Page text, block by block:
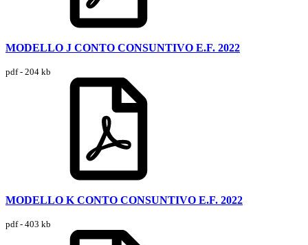
MODELLO J CONTO CONSUNTIVO E.F. 2022
pdf - 204 kb
MODELLO K CONTO CONSUNTIVO E.F. 2022
pdf - 403 kb